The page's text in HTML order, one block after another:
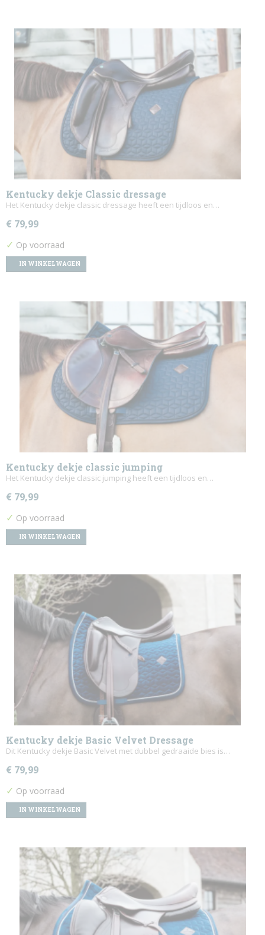
Kentucky dekje Classic dressage
Het Kentucky dekje classic dressage heeft een tijdloos en…
€ 79,99
✓ Op voorraad
IN WINKELWAGEN
Kentucky dekje classic jumping
Het Kentucky dekje classic jumping heeft een tijdloos en…
€ 79,99
✓ Op voorraad
IN WINKELWAGEN
Kentucky dekje Basic Velvet Dressage
Dit Kentucky dekje Basic Velvet met dubbel gedraaide bies is…
€ 79,99
✓ Op voorraad
IN WINKELWAGEN